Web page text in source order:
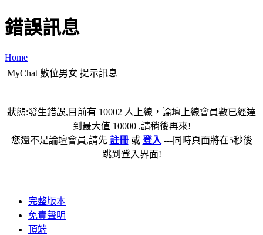
錯誤訊息
Home
MyChat 數位男女 提示訊息
狀態:發生錯誤,目前有 10002 人上線，論壇上線會員數已經達
到最大值 10000 ,請稍後再來!
您還不是論壇會員,請先 註冊或 登入 ---同時頁面將在5秒後
跳到登入界面!
完整版本
免責聲明
頂端